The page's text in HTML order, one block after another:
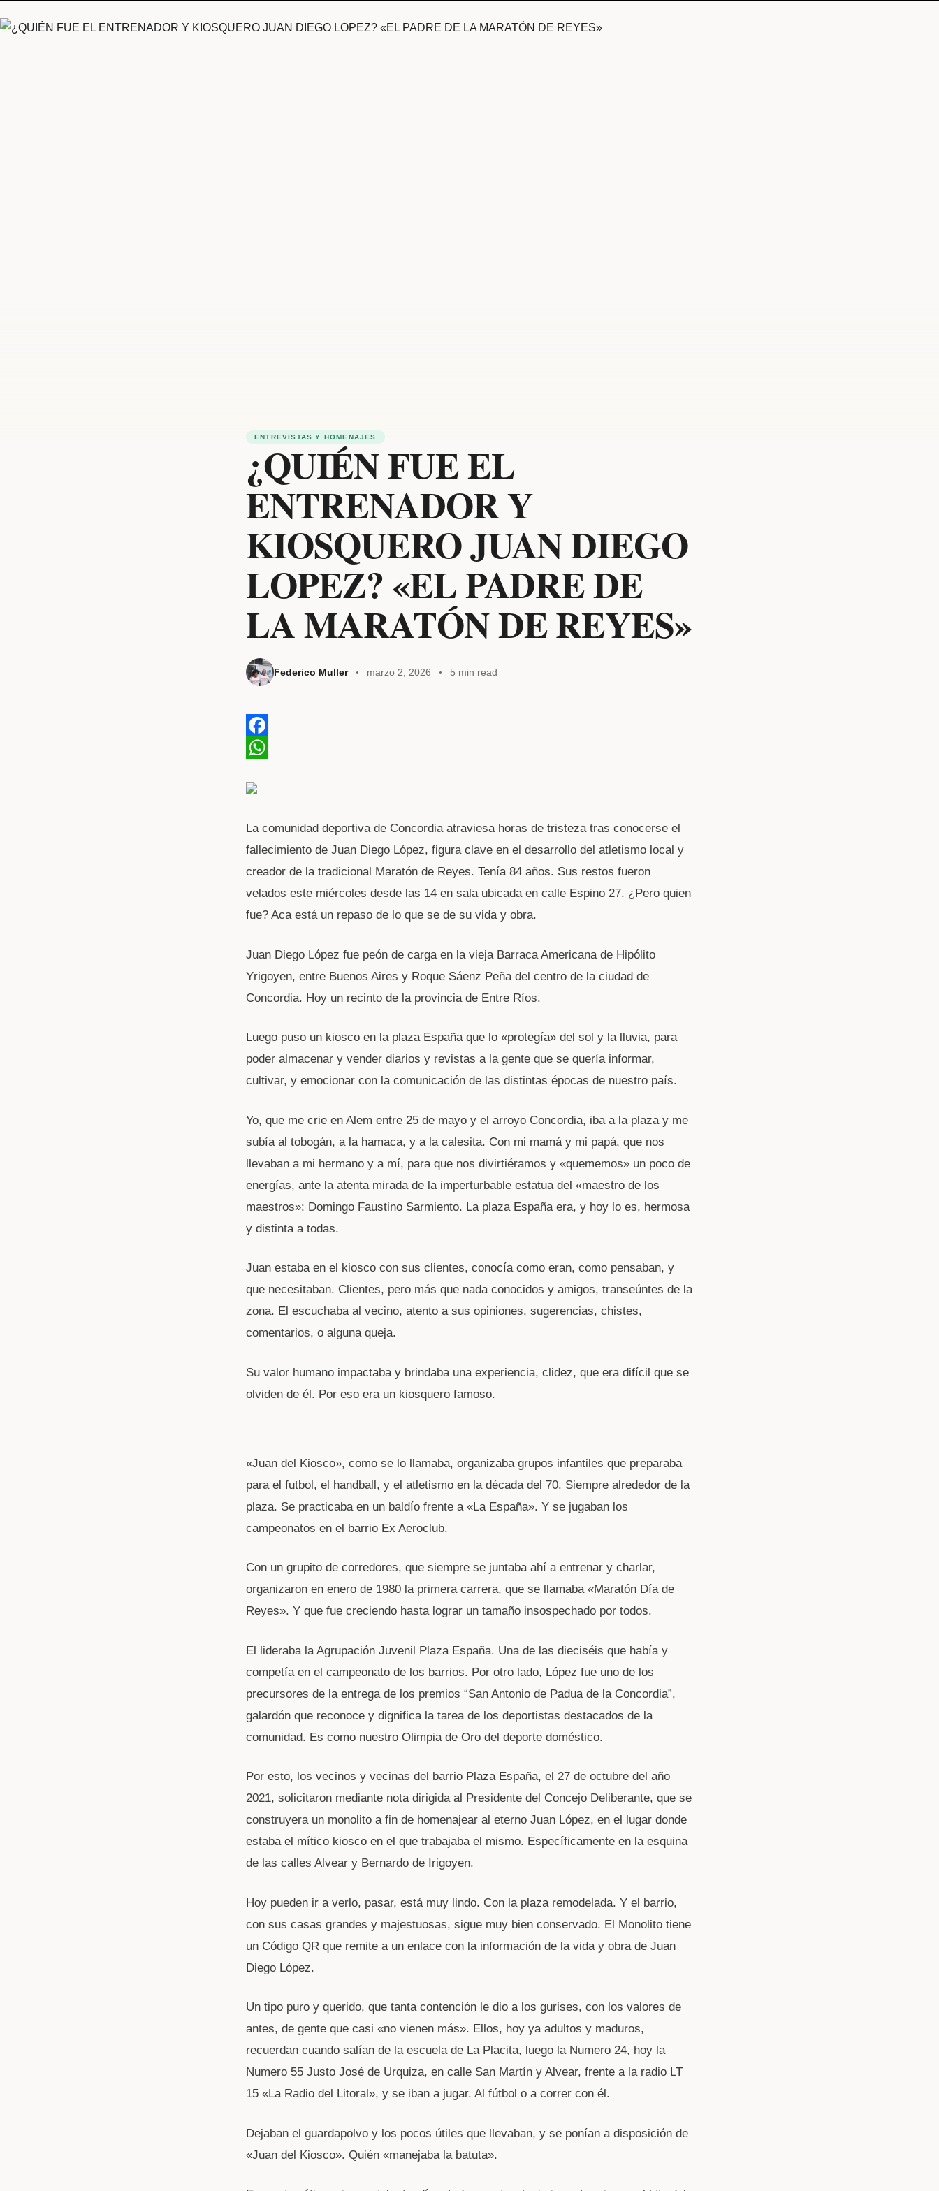
ENTREVISTAS Y HOMENAJES
¿QUIÉN FUE EL
ENTRENADOR Y
KIOSQUERO JUAN DIEGO
LOPEZ? «EL PADRE DE
LA MARATÓN DE REYES»
Federico Muller marzo 2, 2026 5 min read
F
c
b
h
t
La comunidad deportiva de Concordia atraviesa horas de tristeza tras conocerse el
fallecimiento de Juan Diego López, figura clave en el desarrollo del atletismo local y
creador de la tradicional Maratón de Reyes. Tenía 84 años. Sus restos fueron
velados este miércoles desde las 14 en sala ubicada en calle Espino 27. ¿Pero quien
fue? Aca está un repaso de lo que se de su vida y obra.
Juan Diego López fue peón de carga en la vieja Barraca Americana de Hipólito
Yrigoyen, entre Buenos Aires y Roque Sáenz Peña del centro de la ciudad de
Concordia. Hoy un recinto de la provincia de Entre Ríos.
Luego puso un kiosco en la plaza España que lo «protegía» del sol y la lluvia, para
poder almacenar y vender diarios y revistas a la gente que se quería informar,
cultivar, y emocionar con la comunicación de las distintas épocas de nuestro país.
Yo, que me crie en Alem entre 25 de mayo y el arroyo Concordia, iba a la plaza y me
subía al tobogán, a la hamaca, y a la calesita. Con mi mamá y mi papá, que nos
llevaban a mi hermano y a mí, para que nos divirtiéramos y «quememos» un poco de
energías, ante la atenta mirada de la imperturbable estatua del «maestro de los
maestros»: Domingo Faustino Sarmiento. La plaza España era, y hoy lo es, hermosa
y distinta a todas.
Juan estaba en el kiosco con sus clientes, conocía como eran, como pensaban, y
que necesitaban. Clientes, pero más que nada conocidos y amigos, transeúntes de la
zona. El escuchaba al vecino, atento a sus opiniones, sugerencias, chistes,
comentarios, o alguna queja.
Su valor humano impactaba y brindaba una experiencia, clidez, que era difícil que se
olviden de él. Por eso era un kiosquero famoso.
«Juan del Kiosco», como se lo llamaba, organizaba grupos infantiles que preparaba
para el futbol, el handball, y el atletismo en la década del 70. Siempre alrededor de la
plaza. Se practicaba en un baldío frente a «La España». Y se jugaban los
campeonatos en el barrio Ex Aeroclub.
Con un grupito de corredores, que siempre se juntaba ahí a entrenar y charlar,
organizaron en enero de 1980 la primera carrera, que se llamaba «Maratón Día de
Reyes». Y que fue creciendo hasta lograr un tamaño insospechado por todos.
El lideraba la Agrupación Juvenil Plaza España. Una de las dieciséis que había y
competía en el campeonato de los barrios. Por otro lado, López fue uno de los
precursores de la entrega de los premios “San Antonio de Padua de la Concordia”,
galardón que reconoce y dignifica la tarea de los deportistas destacados de la
comunidad. Es como nuestro Olimpia de Oro del deporte doméstico.
Por esto, los vecinos y vecinas del barrio Plaza España, el 27 de octubre del año
2021, solicitaron mediante nota dirigida al Presidente del Concejo Deliberante, que se
construyera un monolito a fin de homenajear al eterno Juan López, en el lugar donde
estaba el mítico kiosco en el que trabajaba el mismo. Específicamente en la esquina
de las calles Alvear y Bernardo de Irigoyen.
Hoy pueden ir a verlo, pasar, está muy lindo. Con la plaza remodelada. Y el barrio,
con sus casas grandes y majestuosas, sigue muy bien conservado. El Monolito tiene
un Código QR que remite a un enlace con la información de la vida y obra de Juan
Diego López.
Un tipo puro y querido, que tanta contención le dio a los gurises, con los valores de
antes, de gente que casi «no vienen más». Ellos, hoy ya adultos y maduros,
recuerdan cuando salían de la escuela de La Placita, luego la Numero 24, hoy la
Numero 55 Justo José de Urquiza, en calle San Martín y Alvear, frente a la radio LT
15 «La Radio del Litoral», y se iban a jugar. Al fútbol o a correr con él.
Dejaban el guardapolvo y los pocos útiles que llevaban, y se ponían a disposición de
«Juan del Kiosco». Quién «manejaba la batuta».